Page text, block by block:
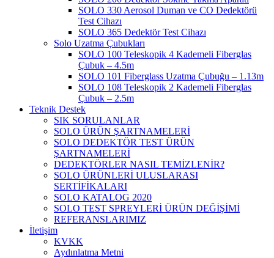
SOLO 330 Aerosol Duman ve CO Dedektörü
Test Cihazı
SOLO 365 Dedektör Test Cihazı
Solo Uzatma Çubukları
SOLO 100 Teleskopik 4 Kademeli Fiberglas
Çubuk – 4.5m
SOLO 101 Fiberglass Uzatma Çubuğu – 1.13m
SOLO 108 Teleskopik 2 Kademeli Fiberglas
Çubuk – 2.5m
Teknik Destek
SIK SORULANLAR
SOLO ÜRÜN ŞARTNAMELERİ
SOLO DEDEKTÖR TEST ÜRÜN
ŞARTNAMELERİ
DEDEKTÖRLER NASIL TEMİZLENİR?
SOLO ÜRÜNLERİ ULUSLARASI
SERTİFİKALARI
SOLO KATALOG 2020
SOLO TEST SPREYLERİ ÜRÜN DEĞİŞİMİ
REFERANSLARIMIZ
İletişim
KVKK
Aydınlatma Metni